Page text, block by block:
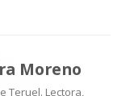
Moreno
Teruel. Lectora,